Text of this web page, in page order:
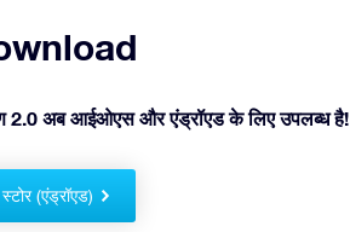
2.0 अब आईओएस और एंड्रॉएड के लिए उपलब्ध है!
(एंड्रॉएड)